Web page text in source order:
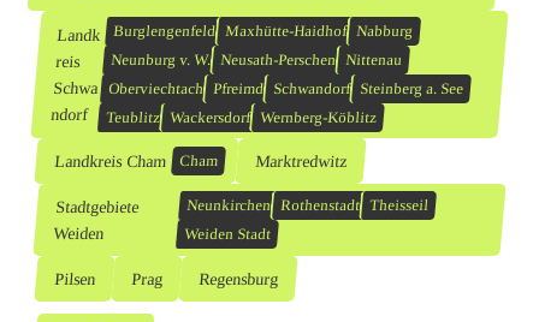
Landk
reis
Schwa
ndorf
Burglengenfeld Maxhütte-Haidhof Nabburg
Neunburg v. W. Neusath-Perschen Nittenau
Oberviechtach Pfreimd Schwandorf Steinberg a. See
Teublitz
Wackersdorf Wernberg-Köblitz
Landkreis Cham Cham Marktredwitz
Stadtgebiete
Weiden
Neunkirchen Rothenstadt
Theisseil
Weiden Stadt
Pilsen Prag Regensburg